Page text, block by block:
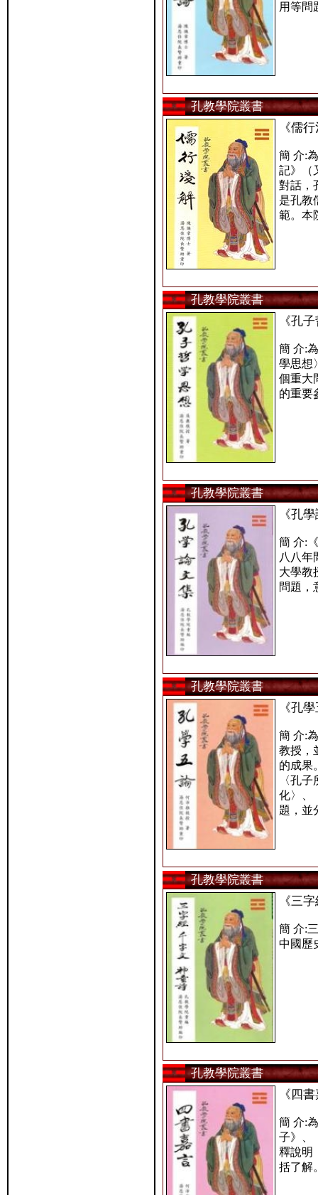
用等問
孔教學院叢書
《儒
簡 介:
記》（
對話，
是孔教
範。本
孔教學院叢書
《孔
簡 介:
學思想
個重大
的重要
孔教學院叢書
《孔
簡 介:
八八年
大學教
問題，
孔教學院叢書
《孔
簡 介:
教授，
的成果
〈孔
化〉、
題，並
孔教學院叢書
《三
簡 介:
中國歷
孔教學院叢書
《四
簡 介:
子》、
釋說明
括了解